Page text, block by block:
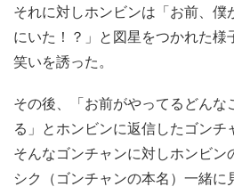
それに対しホンビンは「お前、僕
にいた！？」と図星をつかれた様
笑いを誘った。
その後、「お前がやってるどんな
る」とホンビンに返信したゴンチ
そんなゴンチャンに対しホンビン
シク（ゴンチャンの本名）一緒